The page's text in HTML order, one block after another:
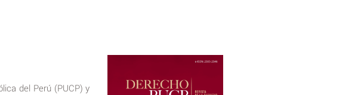
del Perú (PUCP) y